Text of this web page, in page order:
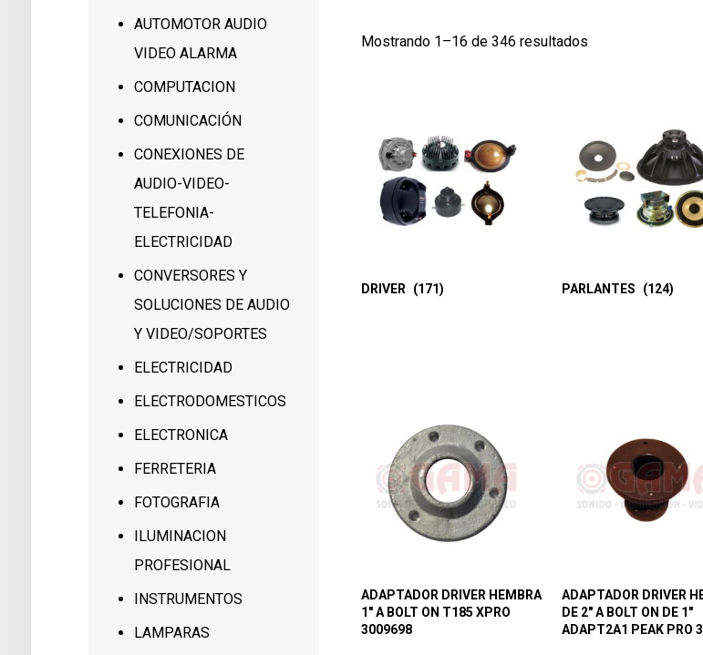
Mostrando 1–16 de 346 resultados
DRIVER (171) PARLANTES (124)
ADAPTADOR DRIVER HEMBRA
1″ A BOLT ON T185 XPRO
3009698
ADAPTADOR DRIVER
DE 2″ A BOLT ON DE 1″
ADAPT2A1 PEAK PRO
AUTOMOTOR AUDIO
VIDEO ALARMA
COMPUTACION
COMUNICACIÓN
CONEXIONES DE
AUDIO-VIDEO-
TELEFONIA-
ELECTRICIDAD
CONVERSORES Y
SOLUCIONES DE AUDIO
Y VIDEO/SOPORTES
ELECTRICIDAD
ELECTRODOMESTICOS
ELECTRONICA
FERRETERIA
FOTOGRAFIA
ILUMINACION
PROFESIONAL
INSTRUMENTOS
LAMPARAS